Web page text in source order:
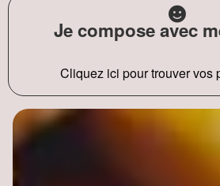
Je compose avec
Cliquez ici pour trouver vos